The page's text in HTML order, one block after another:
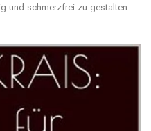
und schmerzfrei zu gestalten